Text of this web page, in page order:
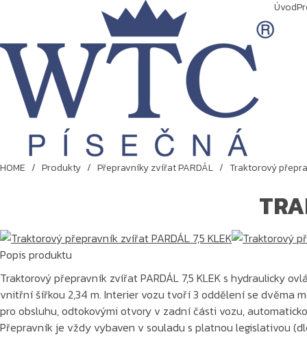
Úvod
HOME / Produkty / Přepravníky zvířat PARDÁL / Traktorový
Popis produktu
Traktorový přepravník zvířat PARDÁL 7,5 KLEK s hydraulicky
vnitřní šířkou 2,34 m. Interier vozu tvoří 3 oddělení se dvěma
pro obsluhu, odtokovými otvory v zadní části vozu,
Přepravník je vždy vybaven v souladu s platnou legislativou